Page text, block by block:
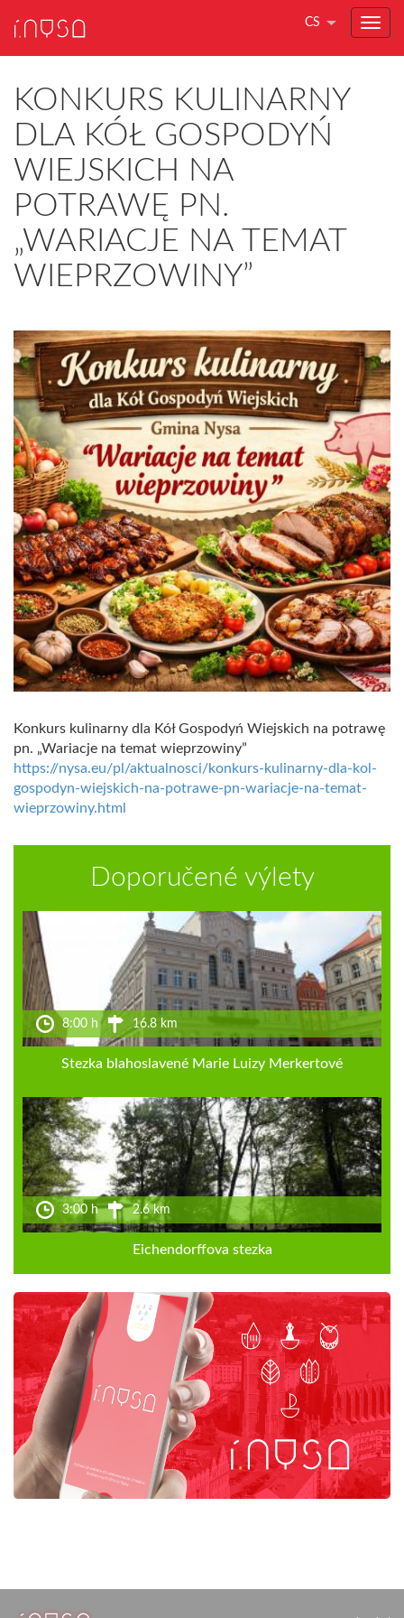
CS
KONKURS KULINARNY
DLA KÓŁ GOSPODYŃ
WIEJSKICH NA
POTRAWĘ PN.
„WARIACJE NA TEMAT
WIEPRZOWINY”
Konkurs kulinarny dla Kół Gospodyń Wiejskich na potrawę
pn. „Wariacje na temat wieprzowiny”
https://nysa.eu/pl/aktualnosci/konkurs-kulinarny-dla-kol-
gospodyn-wiejskich-na-potrawe-pn-wariacje-na-temat-
wieprzowiny.html
Doporučené výlety
8:00 h 16.8 km
Stezka blahoslavené Marie Luizy Merkertové
3:00 h 2.6 km
Eichendorffova stezka